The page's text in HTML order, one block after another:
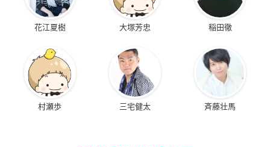
花江夏樹 大塚芳忠 稲田徹
村瀬歩 三宅健太 斉藤壮馬